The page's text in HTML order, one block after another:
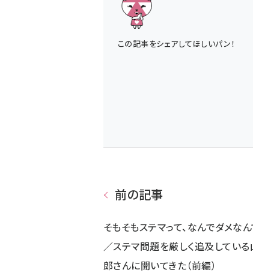
この記事をシェアしてほしいパン！
前の記事
そもそもステマって、なんでダメな
／ステマ問題を厳しく追及してい
郎さんに聞いてきた（前編）